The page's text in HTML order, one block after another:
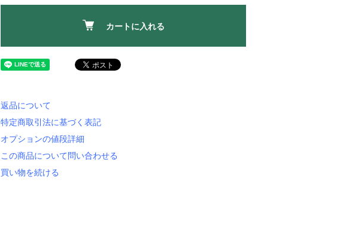
カートに入れる
返品について
特定商取引法に基づく表記
オプションの値段詳細
この商品について問い合わせる
買い物を続ける